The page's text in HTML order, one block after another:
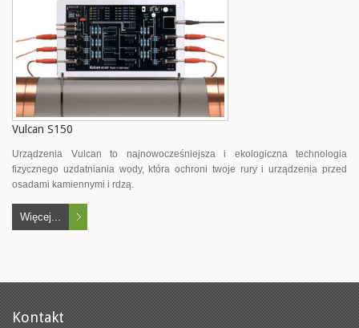
Vulcan S150
Urządzenia Vulcan to najnowocześniejsza i ekologiczna technologia
fizycznego uzdatniania wody, która ochroni twoje rury i urządzenia przed
osadami kamiennymi i rdzą.
Więcej...
Kontakt